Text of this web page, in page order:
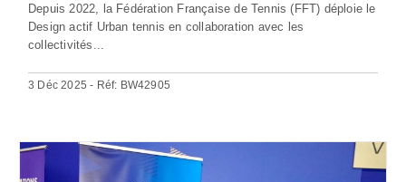
Depuis 2022, la Fédération Française de Tennis (FFT) déploie le
Design actif Urban tennis en collaboration avec les
collectivités...
3 Déc 2025 - Réf: BW42905